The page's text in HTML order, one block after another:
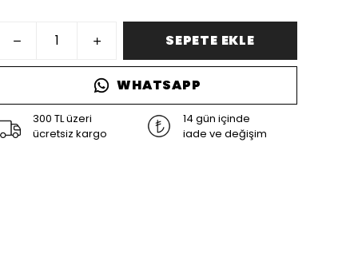
SEPETE EKLE
WHATSAPP
300 TL üzeri
ücretsiz kargo
14 gün içinde
iade ve değişim